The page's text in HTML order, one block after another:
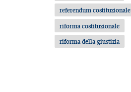
referendum costituzionale
riforma costituzionale
riforma della giustizia